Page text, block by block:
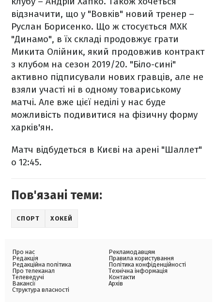
відзначити, що у "Вовків" новий тренер –
Руслан Борисенко. Що ж стосується МХК
"Динамо", в їх складі продовжує грати
Микита Олійник, який продовжив контракт
з клубом на сезон 2019/20. "Біло-сині"
активно підписували нових гравців, але не
взяли участі ні в одному товариському
матчі. Але вже цієї неділі у нас буде
можливість подивитися на фізичну форму
харків'ян.
Матч відбудеться в Києві на арені "Шаллет"
о 12:45.
Пов'язані теми:
СПОРТ ХОКЕЙ
Про нас
Редакція
Редакційна політика
Про телеканал
Телеведучі
Вакансії
Структура власності
Рекламодавцям
Правила користування
Політика конфіденційності
Технічна інформація
Контакти
Архів